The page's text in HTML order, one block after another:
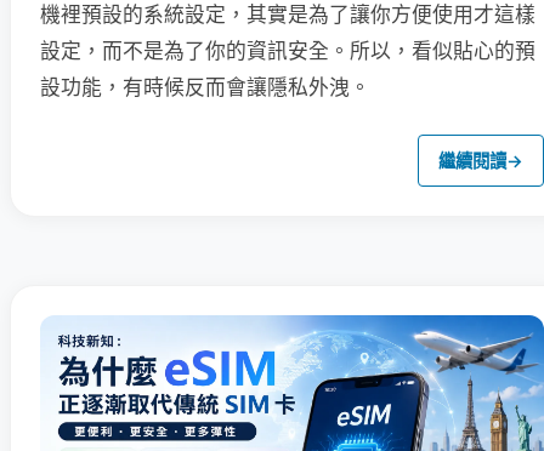
機裡預設的系統設定，其實是為了讓你方便使用才這樣
設定，而不是為了你的資訊安全。所以，看似貼心的預
設功能，有時候反而會讓隱私外洩。
繼續閱讀→